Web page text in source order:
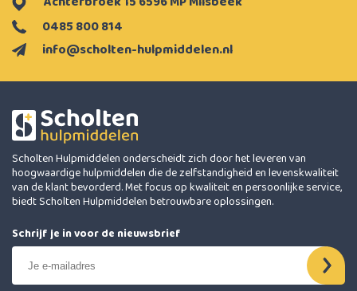
info@scholten-hulpmiddelen.nl
0485 800 814
Scholten Hulpmiddelen onderscheidt zich door het leveren van
hoogwaardige hulpmiddelen die de zelfstandigheid en levenskwaliteit
van de klant bevorderd. Met focus op kwaliteit en persoonlijke service,
biedt Scholten Hulpmiddelen betrouwbare oplossingen.
Schrijf je in voor de nieuwsbrief